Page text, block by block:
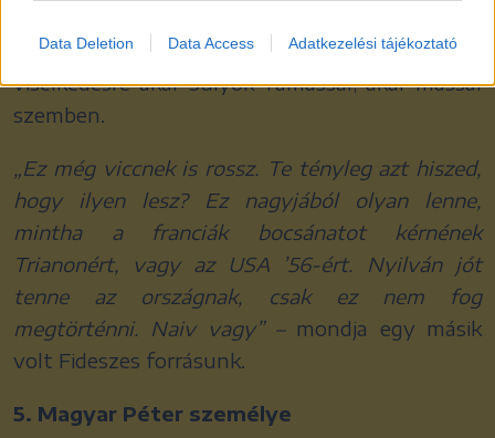
Data Deletion Data Access Adatkezelési tájékoztató
Fidesz felszólítja önmérsékletre, civilizált
viselkedésre akár Sulyok Tamással, akár mással
szemben.
„Ez még viccnek is rossz. Te tényleg azt hiszed,
hogy ilyen lesz? Ez nagyjából olyan lenne,
mintha a franciák bocsánatot kérnének
Trianonért, vagy az USA ’56-ért. Nyilván jót
tenne az országnak, csak ez nem fog
megtörténni. Naiv vagy” – mondja egy másik
volt Fideszes forrásunk.
5. Magyar Péter személye